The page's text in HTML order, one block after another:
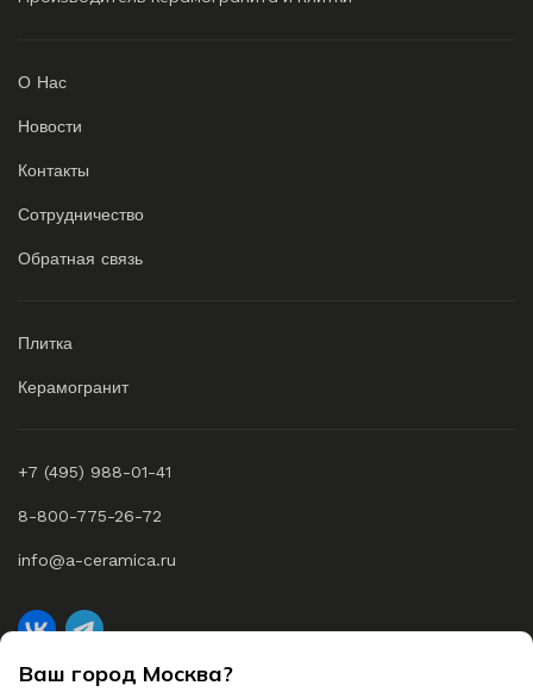
Ваш город Москва?
О Нас
Новости
Контакты
Сотрудничество
Обратная связь
Плитка
Керамогранит
+7 (495) 988-01-41
8-800-775-26-72
info@a-ceramica.ru